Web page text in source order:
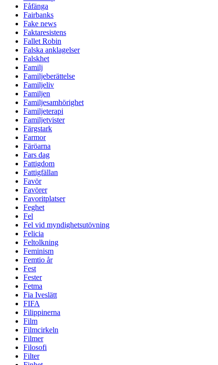
Fåfänga
Fairbanks
Fake news
Faktaresistens
Fallet Robin
Falska anklagelser
Falskhet
Familj
Familjeberättelse
Familjeliv
Familjen
Familjesamhörighet
Familjeterapi
Familjetvister
Färgstark
Farmor
Färöarna
Fars dag
Fattigdom
Fattigfällan
Favör
Favörer
Favoritplatser
Feghet
Fel
Fel vid myndighetsutövning
Felicia
Feltolkning
Feminism
Femtio år
Fest
Fester
Fetma
Fia Iveslätt
FIFA
Filippinerna
Film
Filmcirkeln
Filmer
Filosofi
Filter